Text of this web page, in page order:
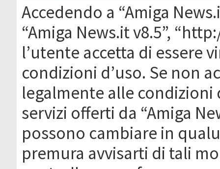
Accedendo a “Amiga
“Amiga News.it v8.5”,
l’utente accetta di essere
condizioni d’uso. Se non
legalmente alle condizioni
servizi offerti da “Amiga
possono cambiare in
premura avvisarti di tali